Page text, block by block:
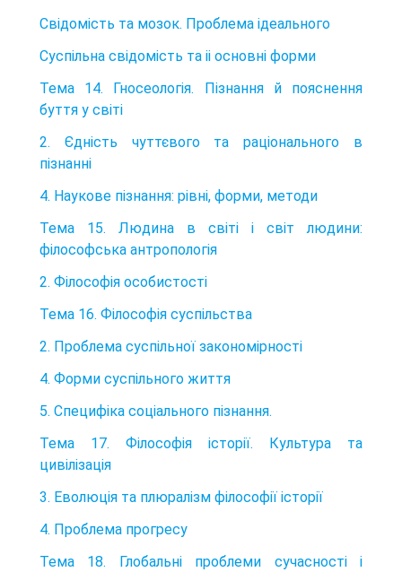
Свідомість та мозок. Проблема ідеального
Суспільна свідомість та іі основні форми
Тема 14. Гносеологія. Пізнання й пояснення
буття у світі
2. Єдність чуттєвого та раціонального в
пізнанні
4. Наукове пізнання: рівні, форми, методи
Тема 15. Людина в світі і світ людини:
філософська антропологія
2. Філософія особистості
Тема 16. Філософія суспільства
2. Проблема суспільної закономірності
4. Форми суспільного життя
5. Специфіка соціального пізнання.
Тема 17. Філософія історії. Культура та
цивілізація
3. Еволюція та плюралізм філософії історії
4. Проблема прогресу
Тема 18. Глобальні проблеми сучасності і